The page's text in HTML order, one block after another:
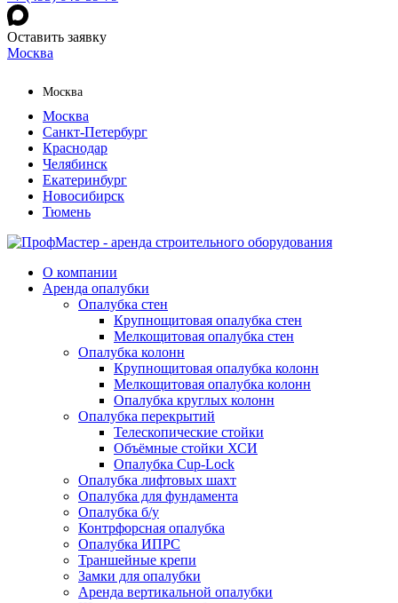
Оставить заявку
Москва
Москва
Москва
Санкт-Петербург
Краснодар
Челябинск
Екатеринбург
Новосибирск
Тюмень
О компании
Аренда опалубки
Опалубка стен
Крупнощитовая опалубка стен
Мелкощитовая опалубка стен
Опалубка колонн
Крупнощитовая опалубка колонн
Мелкощитовая опалубка колонн
Опалубка круглых колонн
Опалубка перекрытий
Телескопические стойки
Объёмные стойки ХСИ
Опалубка Cup-Lock
Опалубка лифтовых шахт
Опалубка для фундамента
Опалубка б/у
Контрфорсная опалубка
Опалубка ИПРС
Траншейные крепи
Замки для опалубки
Аренда вертикальной опалубки